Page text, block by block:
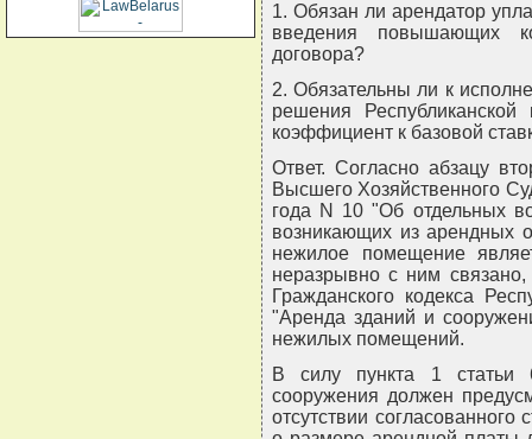
1. Обязан ли арендатор
введения повышающих
договора?
2. Обязательны ли к
решения
коэффициент к базовой
Ответ. Согласно абзацу
Высшего Хозяйственного
года N 10 "Об отдельных
возникающих из арендных
нежилое помещение
неразрывно с ним связано,
Гражданского кодекса
"Аренда зданий и
нежилых помещений.
В силу пункта 1 статьи
сооружения должен
отсутствии